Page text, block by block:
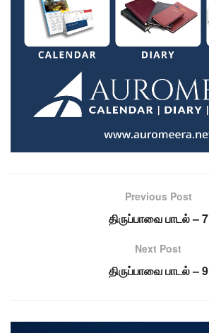
Previous Post
திருப்பாவை பாடல் – 7
Next Post
திருப்பாவை பாடல் – 9